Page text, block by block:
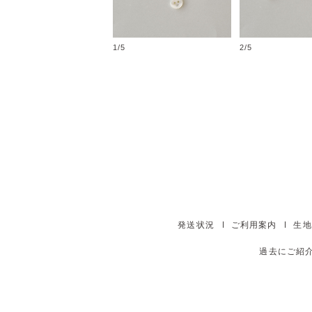
1/5 2/5
発送状況 ご利用案内 生
過去にご紹